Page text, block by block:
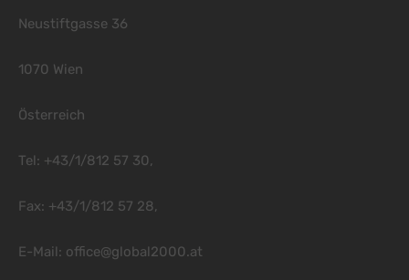
Neustiftgasse 36
1070 Wien
Österreich
Tel: +43/1/812 57 30,
Fax: +43/1/812 57 28,
E-Mail: office@global2000.at